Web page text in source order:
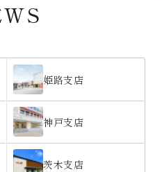
姫路支店
神戸支店
茨木支店